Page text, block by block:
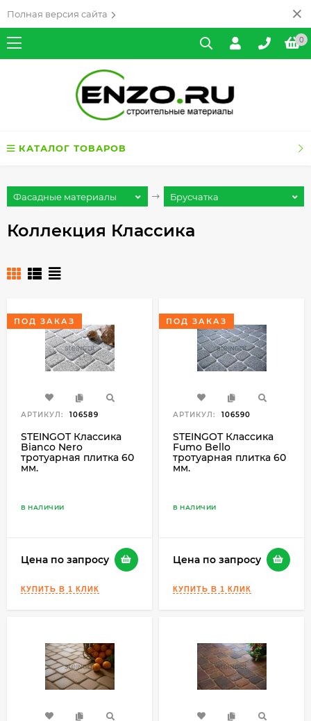
Полная версия сайта
0
КАТАЛОГ ТОВАРОВ
Фасадные материалы Брусчатка
Коллекция Классика
ПОД ЗАКАЗ
АРТИКУЛ: 106589
STEINGOT Классика
Bianco Nero
тротуарная плитка 60
мм.
В НАЛИЧИИ
Цена по запросу
ПОД ЗАКАЗ
АРТИКУЛ: 106590
STEINGOT Классика
Fumo Bello
тротуарная плитка 60
мм.
В НАЛИЧИИ
Цена по запросу